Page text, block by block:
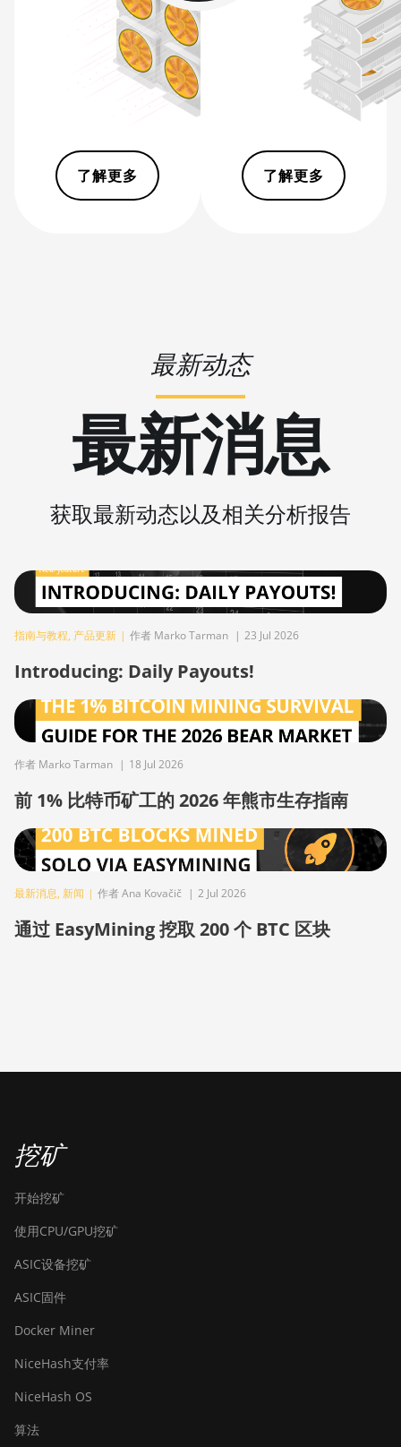
(270Th)
BITMAIN AntMiner S21 XP Hyd
(473Th)
BITMAIN AntMiner S21 XP
Immersion (300Th)
BITMAIN AntMiner S21 XP+
Hyd (500Th)
BITMAIN AntMiner S21+
BITMAIN AntMiner S21e XP
Hyd 3U (860Th)
BITMAIN AntMiner S21j XP Hyd
(495Th/s)
BITMAIN AntMiner S9
BITMAIN AntMiner S9i
BITMAIN AntMiner S9k
BITMAIN AntMiner T17e
BITMAIN AntMiner T9+
BITMAIN AntMiner Z11
BITMAIN AntMiner Z11j
BITMAIN AntMiner Z15
BITMAIN AntMiner Z15 Pro
BITMAIN Antminer S19 Hydro
BITMAIN Antminer S19j (90Th)
BITMAIN Antminer S19j Pro
(151TH)
BITMAIN Antminer S19k Pro
了解更多 了解更多
最新动态
最新消息
获取最新动态以及相关分析报告
指南与教程, 产品更新 | 作者 Marko Tarman | 23 Jul 2026
Introducing: Daily Payouts!
作者 Marko Tarman | 18 Jul 2026
前 1% 比特币矿工的 2026 年熊市生存指南
最新消息, 新闻 | 作者 Ana Kovačič | 2 Jul 2026
通过 EasyMining 挖取 200 个 BTC 区块
挖矿
开始挖矿
使用CPU/GPU挖矿
ASIC设备挖矿
ASIC固件
Docker Miner
NiceHash支付率
NiceHash OS
算法